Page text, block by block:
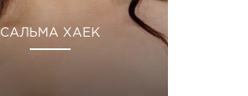
САЛЬМА ХАЕК